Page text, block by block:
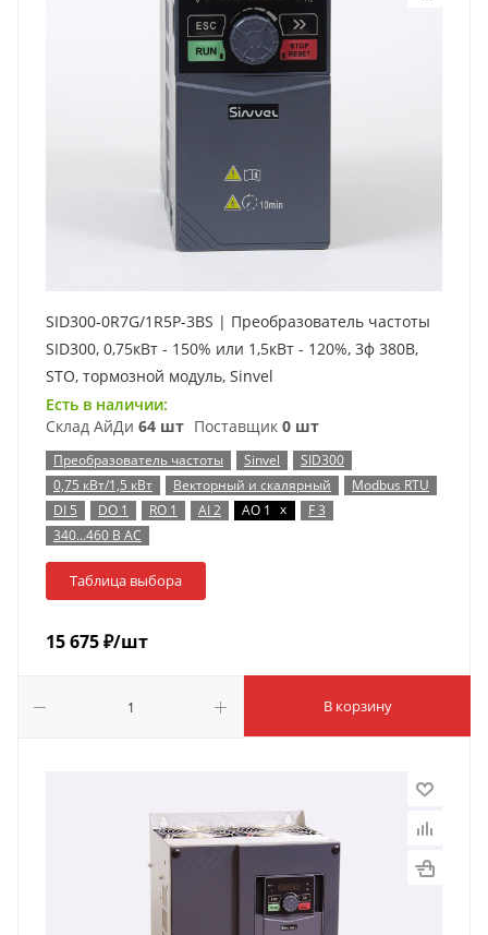
SID300-0R7G/1R5P-3BS | Преобразователь частоты
SID300, 0,75кВт - 150% или 1,5кВт - 120%, 3ф 380В,
STO, тормозной модуль, Sinvel
Есть в наличии:
Склад АйДи 64 шт Поставщик 0 шт
Преобразователь частоты Sinvel
SID300
0,75 кВт/1,5 кВт
Векторный и скалярный
Modbus RTU
DI 5
DO 1 RO 1 AI 2 AO 1 x
F 3
340…460 В AC
Таблица выбора
15 675₽/шт
В корзину